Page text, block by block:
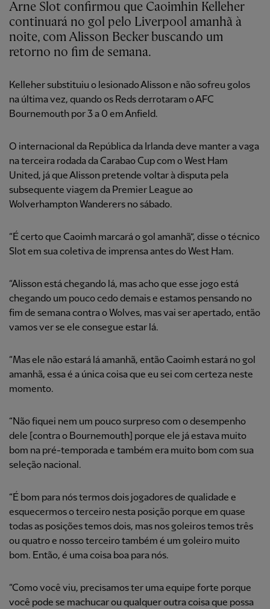
Arne Slot confirmou que Caoimhin Kelleher
continuará no gol pelo Liverpool amanhã à
noite, com Alisson Becker buscando um
retorno no fim de semana.
Kelleher substituiu o lesionado Alisson e não sofreu golos
na última vez, quando os Reds derrotaram o AFC
Bournemouth por 3 a 0 em Anfield.
O internacional da República da Irlanda deve manter a vaga
na terceira rodada da Carabao Cup com o West Ham
United, já que Alisson pretende voltar à disputa pela
subsequente viagem da Premier League ao
Wolverhampton Wanderers no sábado.
“É certo que Caoimh marcará o gol amanhã”, disse o técnico
Slot em sua coletiva de imprensa antes do West Ham.
“Alisson está chegando lá, mas acho que esse jogo está
chegando um pouco cedo demais e estamos pensando no
fim de semana contra o Wolves, mas vai ser apertado, então
vamos ver se ele consegue estar lá.
“Mas ele não estará lá amanhã, então Caoimh estará no gol
amanhã, essa é a única coisa que eu sei com certeza neste
momento.
“Não fiquei nem um pouco surpreso com o desempenho
dele [contra o Bournemouth] porque ele já estava muito
bom na pré-temporada e também era muito bom com sua
seleção nacional.
“É bom para nós termos dois jogadores de qualidade e
esquecermos o terceiro nesta posição porque em quase
todas as posições temos dois, mas nos goleiros temos três
ou quatro e nosso terceiro também é um goleiro muito
bom. Então, é uma coisa boa para nós.
“Como você viu, precisamos ter uma equipe forte porque
você pode se machucar ou qualquer outra coisa que possa